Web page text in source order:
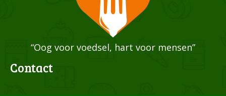
“Oog voor voedsel, hart voor mensen”
Contact